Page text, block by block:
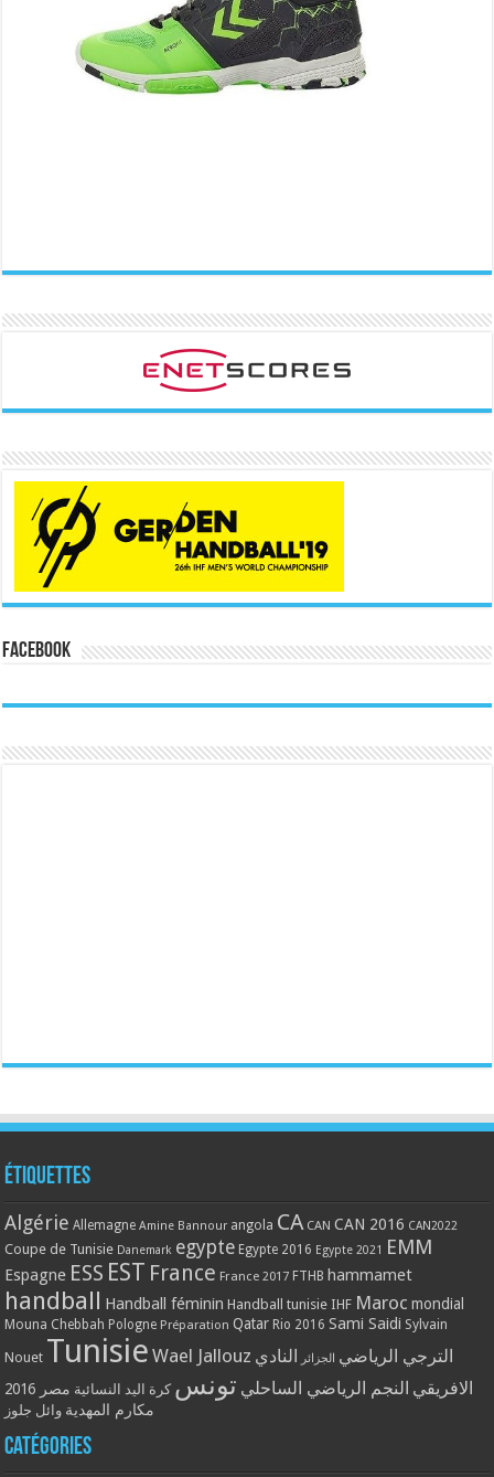
Facebook
Étiquettes
Algérie Allemagne Amine Bannour angola CA CAN CAN 2016 CAN2022
Coupe de Tunisie Danemark egypte Egypte 2016 Egypte 2021 EMM
Espagne ESS EST France France 2017 FTHB hammamet
handball Handball féminin Handball tunisie IHF Maroc mondial
Mouna Chebbah Pologne Préparation Qatar Rio 2016 Sami Saidi Sylvain
Nouet Tunisie Wael Jallouz الترجي الرياضي الجزائر النادي
الافريقي النجم الرياضي الساحلي تونس كرة اليد النسائية مصر 2016
مكارم المهدية وائل جلوز
Catégories